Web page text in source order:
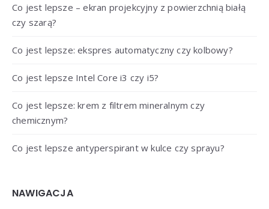
Co jest lepsze – ekran projekcyjny z powierzchnią białą
czy szarą?
Co jest lepsze: ekspres automatyczny czy kolbowy?
Co jest lepsze Intel Core i3 czy i5?
Co jest lepsze: krem z filtrem mineralnym czy
chemicznym?
Co jest lepsze antyperspirant w kulce czy sprayu?
NAWIGACJA